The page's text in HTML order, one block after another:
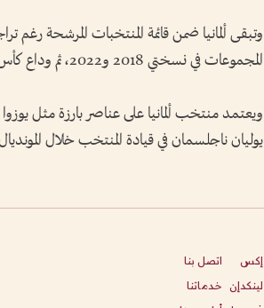
وتبقى ألمانيا ضمن قائمة المنتخبات المرشحة رغم
المجموعات في نسختي 2018 و2022، ثم وداع كأس أوروبا 2024 من ربع النهائي على أرضها.
ويعتمد منتخب ألمانيا على عناصر بارزة مثل
يوليان ناجلسمان في قيادة المنتخب خلال
إكس
لينكدإن
اتصل بنا
خدماتنا